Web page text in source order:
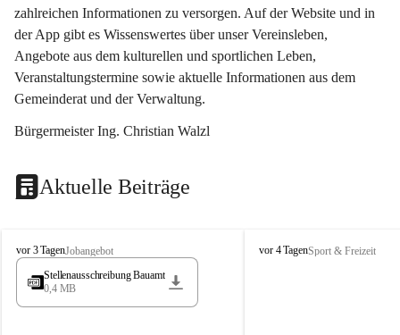
zahlreichen Informationen zu versorgen. Auf der Website und in
der App gibt es Wissenswertes über unser Vereinsleben,
Angebote aus dem kulturellen und sportlichen Leben,
Veranstaltungstermine sowie aktuelle Informationen aus dem
Gemeinderat und der Verwaltung.
Bürgermeister Ing. Christian Walzl
Aktuelle Beiträge
S
t
s
vor 3 TagenJobangebot
Stellenausschreibung Bauamt
0,4 MB
S
vor 4 TagenSport & Freizeit